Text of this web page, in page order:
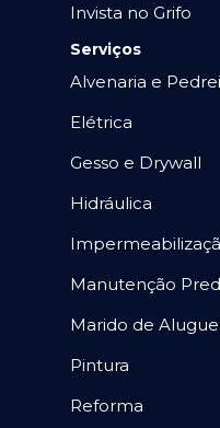
Invista no Grifo
Serviços
Alvenaria e
Elétrica
Gesso e Drywall
Hidráulica
Manutenção
Marido de
Pintura
Reforma